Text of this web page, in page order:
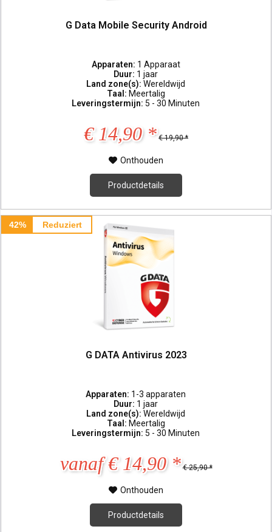
G Data Mobile Security Android
Apparaten: 1 Apparaat
Duur: 1 jaar
Land zone(s):Wereldwijd
Taal: Meertalig
Leveringstermijn: 5 - 30 Minuten
€ 14,90 * € 19,90 *
Onthouden
Productdetails
42% Reduziert
G DATA Antivirus 2023
Apparaten: 1-3 apparaten
Duur: 1 jaar
Land zone(s):Wereldwijd
Taal: Meertalig
Leveringstermijn: 5 - 30 Minuten
vanaf € 14,90 * € 25,90 *
Onthouden
Productdetails